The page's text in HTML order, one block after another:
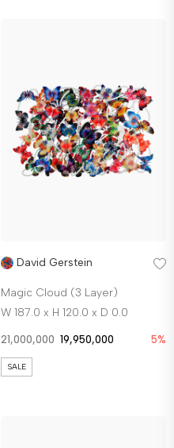
David Gerstein
Magic Cloud (3 Layer)
W 187.0 x H 120.0 x D 0.0
21,000,000 19,950,000 5%
SALE